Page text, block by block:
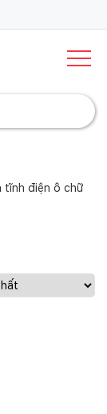
tĩnh điện ô chữ